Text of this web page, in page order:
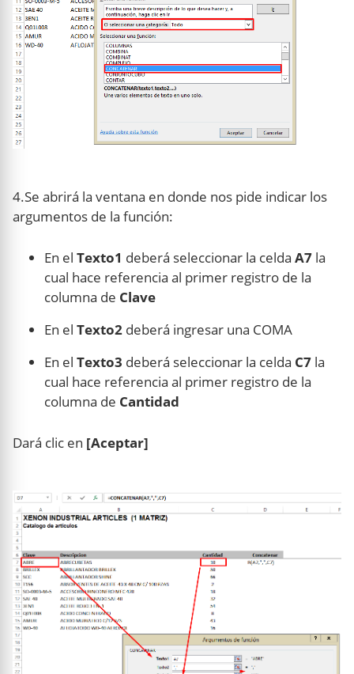
4.Se abrirá la ventana en donde nos pide indicar los
argumentos de la función:
En el Texto1 deberá seleccionar la celda A7 la
cual hace referencia al primer registro de la
columna de Clave
En el Texto2 deberá ingresar una COMA
En el Texto3 deberá seleccionar la celda C7 la
cual hace referencia al primer registro de la
columna de Cantidad
Dará clic en [Aceptar]